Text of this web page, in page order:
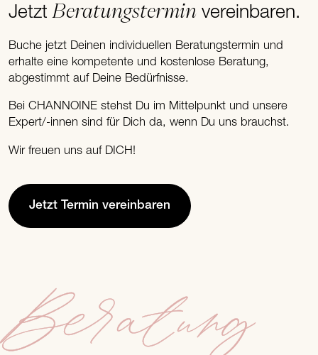
JetztBeratungstermin vereinbaren.
Buche jetzt Deinen individuellen Beratungstermin und
erhalte eine kompetente und kostenlose Beratung,
abgestimmt auf Deine Bedürfnisse.
Bei CHANNOINE stehst Du im Mittelpunkt und unsere
Expert/-innen sind für Dich da, wenn Du uns brauchst.
Wir freuen uns auf DICH!
Jetzt Termin vereinbaren
Beratung